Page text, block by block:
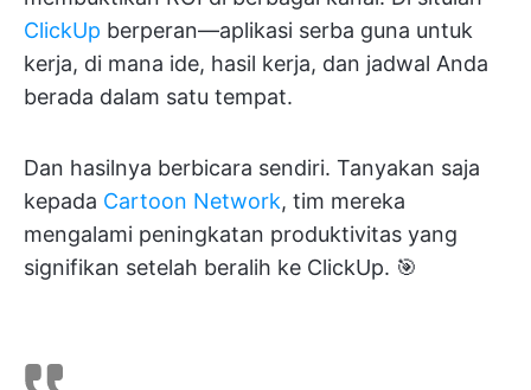
ClickUp berperan—aplikasi serba guna untuk
kerja, di mana ide, hasil kerja, dan jadwal Anda
berada dalam satu tempat.
Dan hasilnya berbicara sendiri. Tanyakan saja
kepada Cartoon Network, tim mereka
mengalami peningkatan produktivitas yang
signifikan setelah beralih ke ClickUp. 🎯